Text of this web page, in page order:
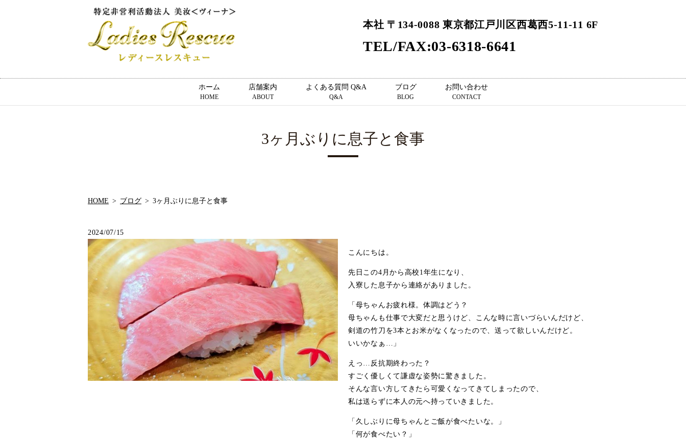
本社 〒134-0088 東京都江戸川区西葛西5-11-11 6F
TEL/FAX:03-6318-6641
ホーム
HOME
店舗案内
ABOUT
よくある質問 Q&A
Q&A
ブログ
BLOG
お問い合わせ
CONTACT
3ヶ月ぶりに息子と食事
HOME ブログ 3ヶ月ぶりに息子と食事
2024/07/15
こんにちは。
先日この4月から高校1年生になり、
入寮した息子から連絡がありました。
「母ちゃんお疲れ様。体調はどう？
母ちゃんも仕事で大変だと思うけど、こんな時に言いづらいんだけど、
剣道の竹刀を3本とお米がなくなったので、送って欲しいんだけど。
いいかなぁ…」
えっ…反抗期終わった？
すごく優しくて謙虚な姿勢に驚きました。
そんな言い方してきたら可愛くなってきてしまったので、
私は送らずに本人の元へ持っていきました。
「久しぶりに母ちゃんとご飯が食べたいな。」
「何が食べたい？」